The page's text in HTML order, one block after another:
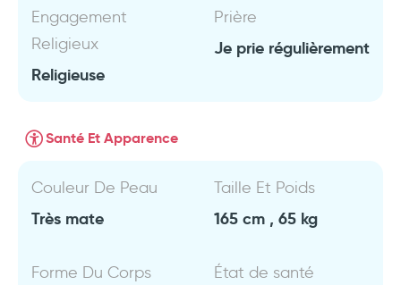
Engagement
Religieux
Religieuse
Prière
Je prie régulièrement
Santé Et Apparence
Couleur De Peau
Très mate
Taille Et Poids
165 cm , 65 kg
Forme Du Corps État de santé